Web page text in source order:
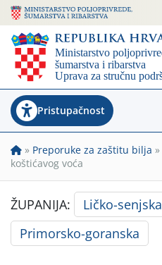
Pristupačnost
» Preporuke za zaštitu bilja »
koštićavog voća
ŽUPANIJA:
Ličko-senjska
Primorsko-goranska